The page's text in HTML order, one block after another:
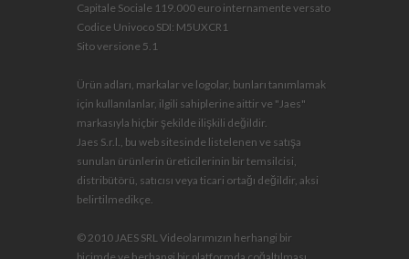
Capitale Sociale 119.000 euro internamente versato
Codice Univoco SDI: M5UXCR1
Sito versione 5.1
Ürün adları, markalar ve logolar, bunları tanımlamak
için kullanılanlar, ilgili sahiplerine aittir ve "Jaes"
markasıyla hiçbir şekilde ilişkili değildir.
Jaes S.r.l., bu web sitesinde listelenen ve satışa
sunulan ürünlerin üreticilerinin bir temsilcisi,
distribütörü, satıcısı veya ticari ortağı değildir, aksi
belirtilmedikçe.
© 2010 JAES SRL Videolarımızın herhangi bir